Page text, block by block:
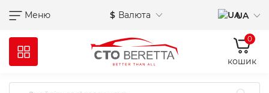
Меню $ Валюта UA
0
кошик